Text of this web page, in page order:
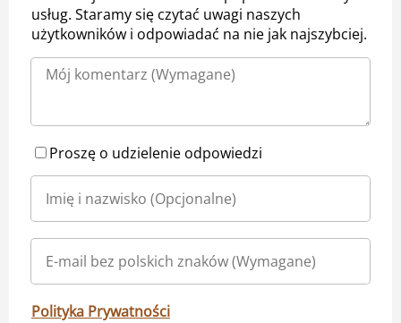
usług. Staramy się czytać uwagi naszych
użytkowników i odpowiadać na nie jak najszybciej.
Proszę o udzielenie odpowiedzi
Polityka Prywatności